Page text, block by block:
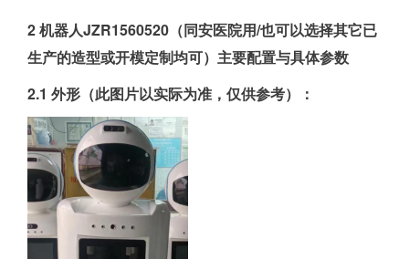
2 机器人JZR1560520（同安医院用/也可以选择其它已
生产的造型或开模定制均可）主要配置与具体参数
2.1 外形（此图片以实际为准，仅供参考）：